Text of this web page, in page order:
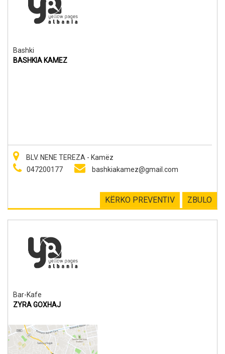
Bashki
BASHKIA KAMEZ
BLV. NENE TEREZA - Kamëz
047200177
bashkiakamez@gmail.com
ZBULO
KËRKO PREVENTIV
Bar-Kafe
ZYRA GOXHAJ